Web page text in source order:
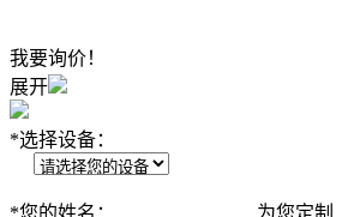
我要询价！
展开
*选择设备：
*您的姓名： 为您定制